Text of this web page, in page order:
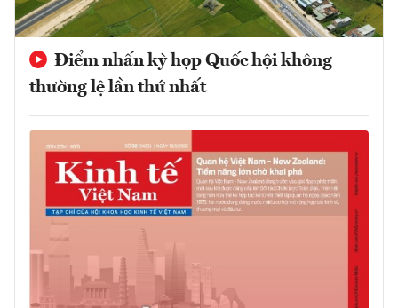
Điểm nhấn kỳ họp Quốc hội không
thường lệ lần thứ nhất